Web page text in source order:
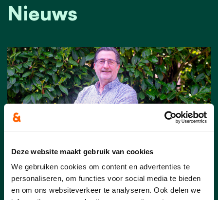
Deze website maakt gebruik van cookies
We gebruiken cookies om content en advertenties te
personaliseren, om functies voor social media te bieden
en om ons websiteverkeer te analyseren. Ook delen we
Nieuws
23/06/26